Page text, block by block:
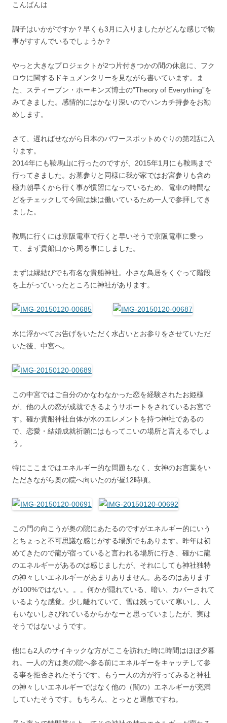
こんばんは
調子はいかがですか？早くも3月に入りましたがどんな感じで物
事がすすんでいるでしょうか？
やっと大きなプロジェクトが2つ片付きつかの間の休息に、フク
ロウに関するドキュメンタリーを見ながら書いています。ま
た、スティーブン・ホーキンズ博士の”Theory of Everything”を
みてきました。感情的にはかなり深いのでハンカチ持参をお勧
めします。
さて、遅ればせながら日本のパワースポットめぐりの第2話に入
ります。
2014年にも鞍馬山に行ったのですが、2015年1月にも鞍馬まで
行ってきました。お墓参りと同様に我が家ではお宮参りも含め
極力朝早くから行く事が慣習になっているため、電車の時間な
どをチェックして今回は妹は働いているため一人で参拝してき
ました。
鞍馬に行くには京阪電車で行くと早いそうで京阪電車に乗っ
て、まず貴船口から周る事にしました。
まずは縁結びでも有名な貴船神社。小さな鳥居をくぐって階段
を上がっていったところに神社があります。
水に浮かべてお告げをいただく水占いとお参りをさせていただ
いた後、中宮へ。
この中宮ではご自分のかなわなかった恋を経験されたお姫様
が、他の人の恋が成就できるようサポートをされているお宮で
す。確か貴船神社自体が水のエレメントを持つ神社であるの
で、恋愛・結婚成就祈願にはもってこいの場所と言えるでしょ
う。
特にここまではエネルギー的な問題もなく、女神のお言葉をい
ただきながら奥の院へ向いたのが昼12時頃。
この門の向こうが奥の院にあたるのですがエネルギー的にいう
とちょっと不可思議な感じがする場所でもあります。昨年は初
めてきたので龍が宿っていると言われる場所に行き、確かに龍
のエネルギーがあるのは感じましたが、それにしても神社独特
の神々しいエネルギーがあまりありません。あるのはあります
が100%ではない。。。何かが隠れている、暗い、カバーされて
いるような感覚。少し離れていて、雪は残っていて寒いし、人
もいないしさびれているからかなーと思っていましたが、実は
そうではないようです。
他にも2人のサイキックな方がここを訪れた時に時間はほぼ夕暮
れ。一人の方は奥の院へ参る前にエネルギーをキャッチして参
る事を拒否されたそうです。もう一人の方が行ってみると神社
の神々しいエネルギーではなく他の（闇の）エネルギーが充満
していたそうです。もちろん、とっとと退散ですね。